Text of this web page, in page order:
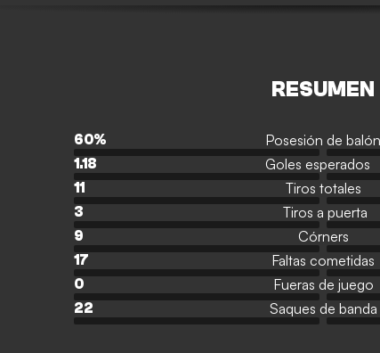
RESUMEN
60% Posesión de balón
1.18
Goles esperados
11
Tiros totales
3
Tiros a puerta
9
Córners
17
Faltas cometidas
0
Fueras de juego
22
Saques de banda